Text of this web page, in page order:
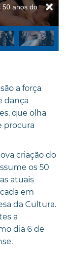
50 anos do
a força
dança
que olha
procura
criação do
os 50
atuais
em
da Cultura.
a
dia 6 de